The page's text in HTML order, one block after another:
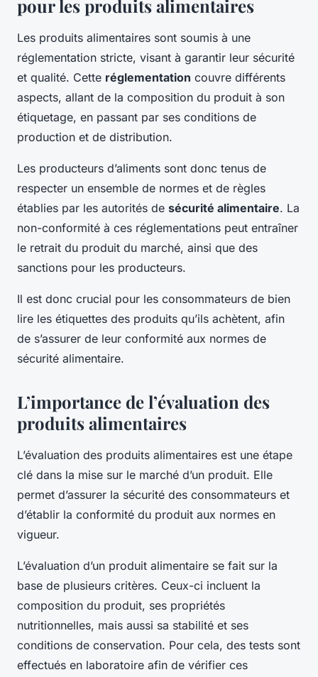
pour les produits alimentaires
Les produits alimentaires sont soumis à une
réglementation stricte, visant à garantir leur sécurité
et qualité. Cette réglementation couvre différents
aspects, allant de la composition du produit à son
étiquetage, en passant par ses conditions de
production et de distribution.
Les producteurs d’aliments sont donc tenus de
respecter un ensemble de normes et de règles
établies par les autorités de sécurité alimentaire. La
non-conformité à ces réglementations peut entraîner
le retrait du produit du marché, ainsi que des
sanctions pour les producteurs.
Il est donc crucial pour les consommateurs de bien
lire les étiquettes des produits qu’ils achètent, afin
de s’assurer de leur conformité aux normes de
sécurité alimentaire.
L’importance de l’évaluation des
produits alimentaires
L’évaluation des produits alimentaires est une étape
clé dans la mise sur le marché d’un produit. Elle
permet d’assurer la sécurité des consommateurs et
d’établir la conformité du produit aux normes en
vigueur.
L’évaluation d’un produit alimentaire se fait sur la
base de plusieurs critères. Ceux-ci incluent la
composition du produit, ses propriétés
nutritionnelles, mais aussi sa stabilité et ses
conditions de conservation. Pour cela, des tests sont
effectués en laboratoire afin de vérifier ces